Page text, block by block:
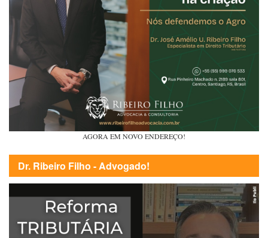
AGORA EM NOVO ENDEREÇO!
Dr. Ribeiro Filho - Advogado!